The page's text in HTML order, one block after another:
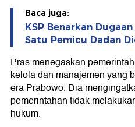
Baca juga:
KSP Benarkan
Satu Pemicu Dadan
Pras menegaskan
kelola dan manajemen yang
era Prabowo. Dia
pemerintahan tidak
hukum.